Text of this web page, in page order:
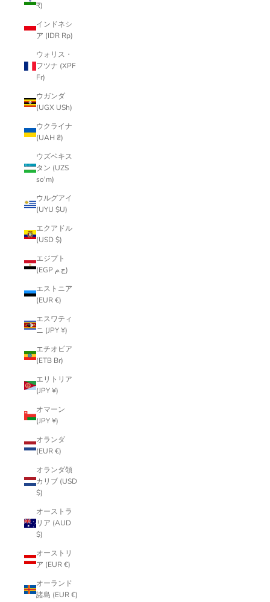
₹)
インドネシ
ア (IDR Rp)
ウォリス・
フツナ (XPF
Fr)
ウガンダ
(UGX USh)
ウクライナ
(UAH ₴)
ウズベキス
タン (UZS
so'm)
ウルグアイ
(UYU $U)
エクアドル
(USD $)
エジプト
(EGP ج.م)
エストニア
(EUR €)
エスワティ
ニ (JPY ¥)
エチオピア
(ETB Br)
エリトリア
(JPY ¥)
オマーン
(JPY ¥)
オランダ
(EUR €)
オランダ領
カリブ (USD
$)
オーストラ
リア (AUD
$)
オーストリ
ア (EUR €)
オーランド
諸島 (EUR €)